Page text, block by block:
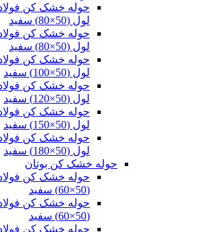
لول (50×80) سفید
لول (50×80) سفید
لول (50×100) سفید
لول (50×120) سفید
لول (50×150) سفید
لول (50×180) سفید
حوله خشک کن بوتان
(50×60) سفید
(50×60) سفید